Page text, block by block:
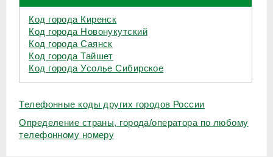
Код города Киренск
Код города Новонукутский
Код города Саянск
Код города Тайшет
Код города Усолье Сибирское
Телефонные коды других городов России
Определение страны, города/оператора по любому
телефонному номеру